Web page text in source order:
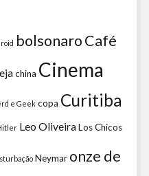
bolsonaroCafé
china Cinema
e Geek copa Curitiba
Leo OliveiraLos Chicos
Neymar onze de